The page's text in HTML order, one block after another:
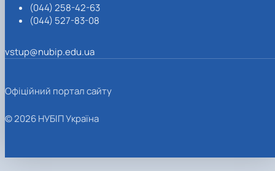
(044) 258-42-63
(044) 527-83-08
vstup@nubip.edu.ua
Офіційний портал сайту
© 2026 НУБІП Україна